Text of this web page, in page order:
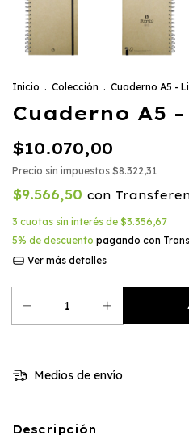
Inicio . Colección . Cuaderno A5 -
Cuaderno A5
$10.070,00
Precio sin impuestos $8.322,31
$9.566,50 con
3 cuotas sin interés de $3.356,67
5% de descuento pagando con
Ver más detalles
Medios de envío
Descripción